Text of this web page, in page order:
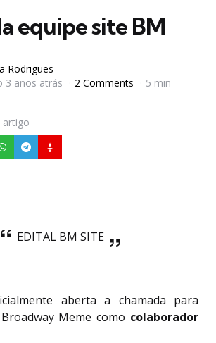
equipe site BM
Rodrigues
3 anos atrás 2 Comments 5 min
artigo
EDITAL BM SITE
aberta a chamada para
Meme como colaborador